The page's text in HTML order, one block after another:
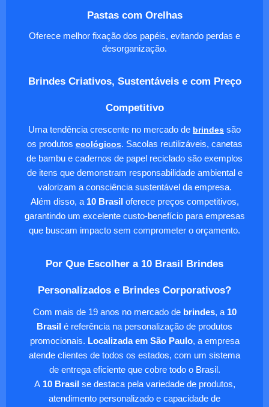
Pastas com Orelhas
Oferece melhor fixação dos papéis, evitando perdas e
desorganização.
Brindes Criativos, Sustentáveis e com Preço
Competitivo
Uma tendência crescente no mercado de brindes são
os produtos ecológicos. Sacolas reutilizáveis, canetas
de bambu e cadernos de papel reciclado são exemplos
de itens que demonstram responsabilidade ambiental e
valorizam a consciência sustentável da empresa.
Além disso, a 10 Brasiloferece preços competitivos,
garantindo um excelente custo-benefício para empresas
que buscam impacto sem comprometer o orçamento.
Por Que Escolher a 10 Brasil Brindes
Personalizados e Brindes Corporativos?
Com mais de 19 anos no mercado de brindes, a 10
Brasil é referência na personalização de produtos
promocionais. Localizada em São Paulo, a empresa
atende clientes de todos os estados, com um sistema
de entrega eficiente que cobre todo o Brasil.
A10 Brasilse destaca pela variedade de produtos,
atendimento personalizado e capacidade de